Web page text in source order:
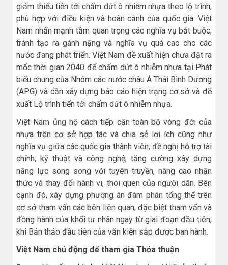
giảm thiểu tiến tới chấm dứt ô nhiễm nhựa theo lộ trình;
phù hợp với điều kiện và hoàn cảnh của quốc gia. Việt
Nam nhấn mạnh tầm quan trọng các nghĩa vụ bắt buộc,
tránh tạo ra gánh nặng và nghĩa vụ quá cao cho các
nước đang phát triển. Việt Nam đề xuất hiện chưa đặt ra
mốc thời gian 2040 để chấm dứt ô nhiễm nhựa tại Phát
biểu chung của Nhóm các nước châu Á Thái Bình Dương
(APG) và cần xây dựng báo cáo hiện trạng cơ sở và đề
xuất Lộ trình tiến tới chấm dứt ô nhiễm nhựa.
Việt Nam ủng hộ cách tiếp cận toàn bộ vòng đời của
nhựa trên cơ sở hợp tác và chia sẻ lợi ích cũng như
nghĩa vụ giữa các quốc gia thành viên; đề nghị hỗ trợ tài
chính, kỹ thuật và công nghệ, tăng cường xây dựng
năng lực song song với tuyên truyền, nâng cao nhận
thức và thay đổi hành vi, thói quen của người dân. Bên
cạnh đó, xây dựng phương án đàm phán tổng thể trên
cơ sở tham vấn các bên liên quan, đặc biệt tham vấn và
đồng hành của khối tư nhân ngay từ giai đoạn đầu tiên,
khi Bản thảo đầu tiên của văn kiện sắp được ban hành.
Việt Nam chủ động để tham gia Thỏa thuận